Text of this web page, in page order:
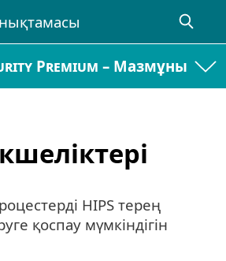
Premium – Мазмұны
HIPS терең
қоспау мүмкіндігін